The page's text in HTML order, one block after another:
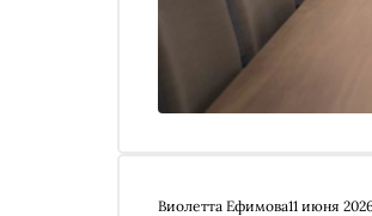
Виолетта Ефимова11 июня